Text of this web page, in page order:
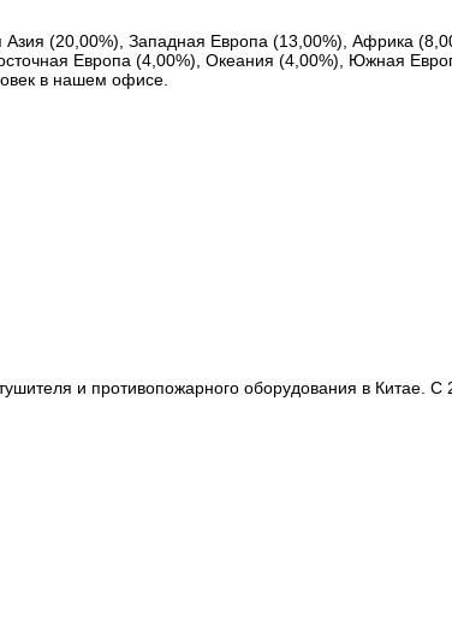
(20,00%), Западная Европа (13,00%), Африка
Европа (4,00%), Океания (4,00%), Южная
в нашем офисе.
и противопожарного оборудования в Китае.